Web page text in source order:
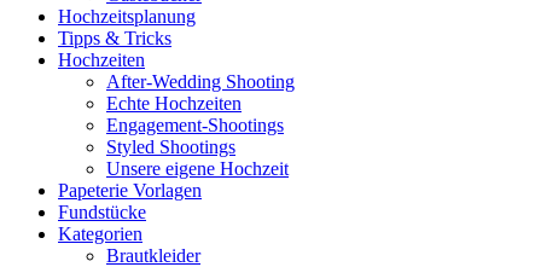
Hochzeitsplanung
Tipps & Tricks
Hochzeiten
After-Wedding Shooting
Echte Hochzeiten
Engagement-Shootings
Styled Shootings
Unsere eigene Hochzeit
Papeterie Vorlagen
Fundstücke
Kategorien
Brautkleider